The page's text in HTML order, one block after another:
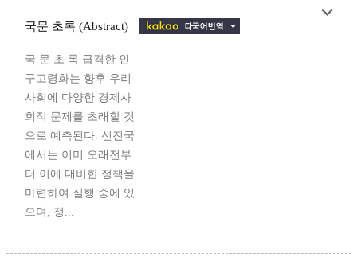
국문 초록 (Abstract)
국 문 초 록 급격한 인
구고령화는 향후 우리
사회에 다양한 경제사
회적 문제를 초래할 것
으로 예측된다. 선진국
에서는 이미 오래전부
터 이에 대비한 정책을
마련하여 실행 중에 있
으며, 정...